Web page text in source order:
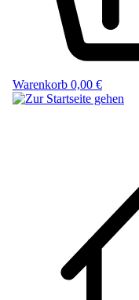
Warenkorb 0,00 €